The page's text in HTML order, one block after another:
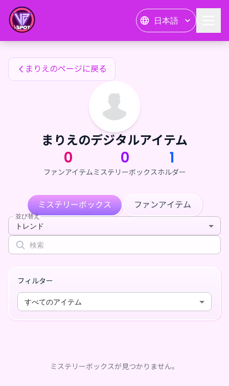
日本語
まりえのファンアイテム
まりえのページに戻る
まりえのデジタルアイテム
0
ファンアイテム
0
ミステリーボックス
1
ホルダー
ミステリーボックス ファンアイテム
並び替え
トレンド
フィルター
すべてのアイテム
ミステリーボックスが見つかりません。
まりえのファンアイテム — 24karat